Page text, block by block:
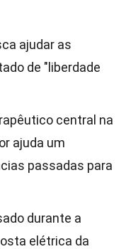
ajudar as
de "liberdade
central na
ajuda um
passadas para
durante a
elétrica da